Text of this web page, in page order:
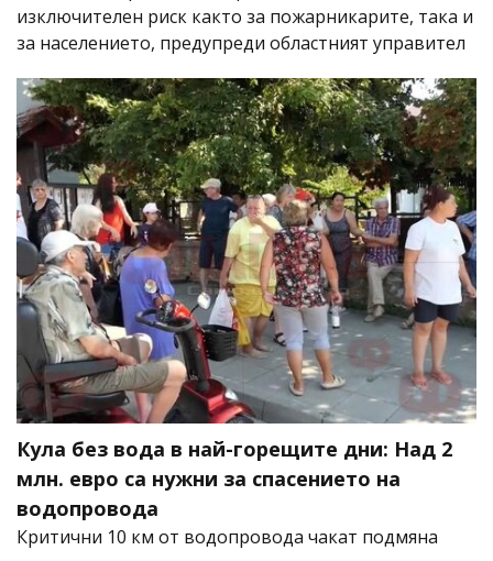
изключителен риск както за пожарникарите, така и
за населението, предупреди областният управител
Кула без вода в най-горещите дни: Над 2
млн. евро са нужни за спасението на
водопровода
Критични 10 км от водопровода чакат подмяна